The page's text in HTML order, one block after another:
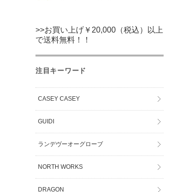
>>お買い上げ￥20,000（税込）以上
で送料無料！！
注目キーワード
CASEY CASEY
GUIDI
ランデヴーオーグローブ
NORTH WORKS
DRAGON